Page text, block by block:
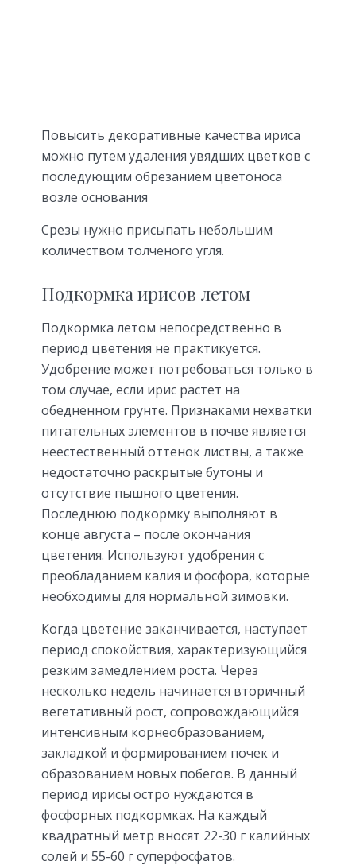
Повысить декоративные качества ириса
можно путем удаления увядших цветков с
последующим обрезанием цветоноса
возле основания
Срезы нужно присыпать небольшим
количеством толченого угля.
Подкормка ирисов летом
Подкормка летом непосредственно в
период цветения не практикуется.
Удобрение может потребоваться только в
том случае, если ирис растет на
обедненном грунте. Признаками нехватки
питательных элементов в почве является
неестественный оттенок листвы, а также
недостаточно раскрытые бутоны и
отсутствие пышного цветения.
Последнюю подкормку выполняют в
конце августа – после окончания
цветения. Используют удобрения с
преобладанием калия и фосфора, которые
необходимы для нормальной зимовки.
Когда цветение заканчивается, наступает
период спокойствия, характеризующийся
резким замедлением роста. Через
несколько недель начинается вторичный
вегетативный рост, сопровождающийся
интенсивным корнеобразованием,
закладкой и формированием почек и
образованием новых побегов. В данный
период ирисы остро нуждаются в
фосфорных подкормках. На каждый
квадратный метр вносят 22-30 г калийных
солей и 55-60 г суперфосфатов.